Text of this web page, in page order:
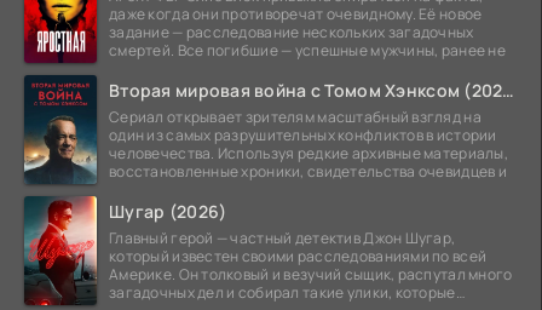
даже когда они противоречат очевидному. Её новое
задание — расследование нескольких загадочных
смертей. Все погибшие — успешные мужчины, ранее не
Вторая мировая война с Томом Хэнксом (2026)
Сериал открывает зрителям масштабный взгляд на
один из самых разрушительных конфликтов в истории
человечества. Используя редкие архивные материалы,
восстановленные хроники, свидетельства очевидцев и
Шугар (2026)
Главный герой — частный детектив Джон Шугар,
который известен своими расследованиями по всей
Америке. Он толковый и везучий сыщик, распутал много
загадочных дел и собирал такие улики, которые